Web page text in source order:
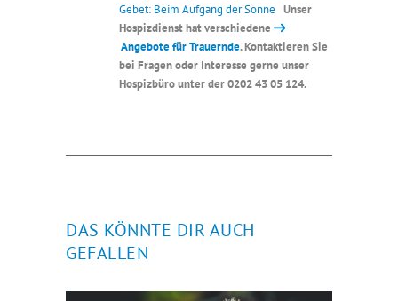
Gebet: Beim Aufgang der Sonne Unser
Hospizdienst hat verschiedene
Angebote für Trauernde. Kontaktieren Sie
bei Fragen oder Interesse gerne unser
Hospizbüro unter der 0202 43 05 124.
DAS KÖNNTE DIR AUCH
GEFALLEN